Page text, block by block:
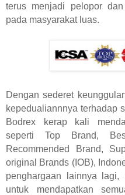
terus menjadi pelopor
pada masyarakat luas.
Dengan sederet
kepedualiannnya terhadap
Bodrex kerap kali
seperti Top Brand,
Recommended Brand,
original Brands (IOB),
penghargaan lainnya lagi,
untuk mendapatkan